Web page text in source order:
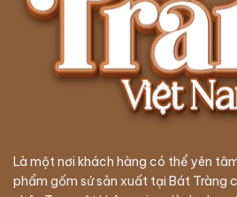
Là một nơi khách hàng có thể yên
phẩm gốm sứ sản xuất tại Bát Tràng